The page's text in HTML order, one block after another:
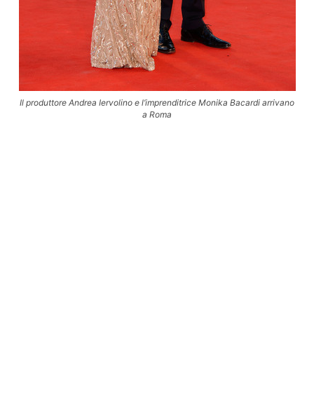
Il produttore Andrea Iervolino e l’imprenditrice Monika Bacardi arrivano
a Roma